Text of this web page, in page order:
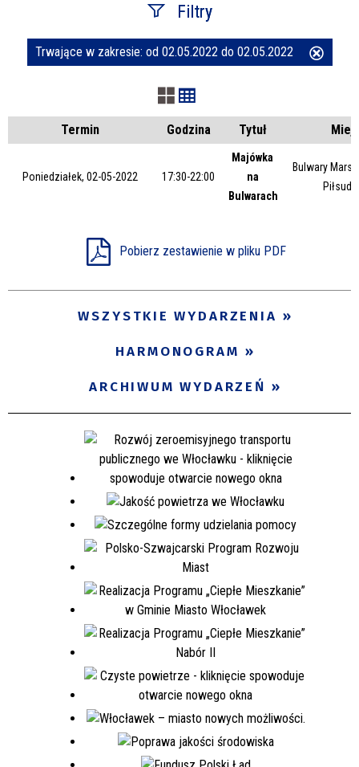
Filtry
Szukana fraza
Kategoria
Trwające w zakresie
Trwające w zakresie: od 02.05.2022 do 02.05.2022
Termin Godzina Tytuł
Poniedziałek, 02-05-2022 17:30-22:00
Majówka
na
Bulwarach
Bulwary
Pobierz zestawienie w pliku PDF
WSZYSTKIE WYDARZENIA
HARMONOGRAM
ARCHIWUM WYDARZEŃ